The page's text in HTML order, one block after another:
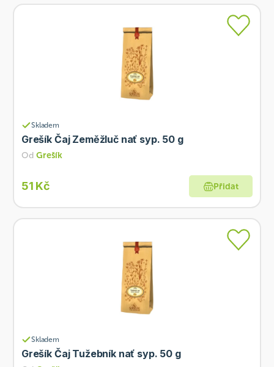
Skladem
Grešík Čaj Zeměžluč nať syp. 50 g
Od Grešík
51 Kč Přidat
Skladem
Grešík Čaj Tužebník nať syp. 50 g